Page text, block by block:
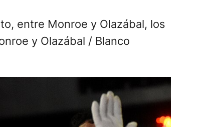
entre Monroe y Olazábal, los
y Olazábal / Blanco